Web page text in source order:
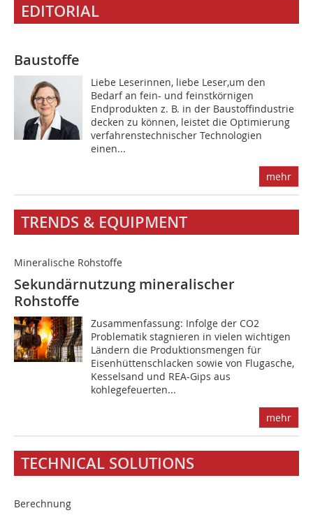
EDITORIAL
Baustoffe
Liebe Leserinnen, liebe Leser,um den
Bedarf an fein- und feinstkörnigen
Endprodukten z. B. in der Baustoffindustrie
decken zu können, leistet die Optimierung
verfahrenstechnischer Technologien
einen...
mehr
TRENDS & EQUIPMENT
Mineralische Rohstoffe
Sekundärnutzung mineralischer
Rohstoffe
Zusammenfassung: Infolge der CO2
Problematik stagnieren in vielen wichtigen
Ländern die Produktionsmengen für
Eisenhüttenschlacken sowie von Flugasche,
Kesselsand und REA-Gips aus
kohlegefeuerten...
mehr
TECHNICAL SOLUTIONS
Berechnung